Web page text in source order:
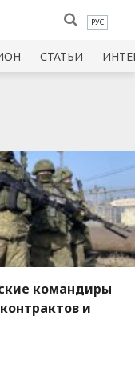
РУС
СТАТЬИ
командиры
и